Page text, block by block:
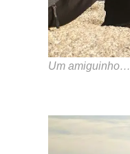
Um amiguinho…